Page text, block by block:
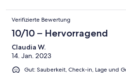
Verifizierte Bewertung
10/10 – Hervorragend
Claudia W.
14. Jan. 2023
Gut: Sauberkeit, Check-in, Lage und